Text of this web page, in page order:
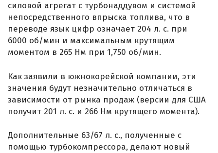
силовой агрегат с турбонаддувом и системой
непосредственного впрыска топлива, что в
переводе язык цифр означает 204 л. с. при
6000 об/мин и максимальным крутящим
моментом в 265 Нм при 1,750 об/мин.
Как заявили в южнокорейской компании, эти
значения будут незначительно отличаться в
зависимости от рынка продаж (версии для США
получит 201 л. с. и 266 Нм крутящего момента).
Дополнительные 63/67 л. с., полученные с
помощью турбокомпрессора, делают новый